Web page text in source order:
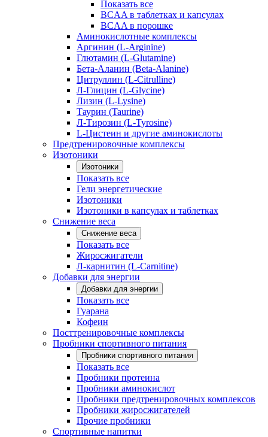
Показать все
BCAA в таблетках и капсулах
BCAA в порошке
Аминокислотные комплексы
Аргинин (L-Arginine)
Глютамин (L-Glutamine)
Бета-Аланин (Beta-Alanine)
Цитруллин (L-Citrulline)
Л-Глицин (L-Glycine)
Лизин (L-Lysine)
Таурин (Taurine)
Л-Тирозин (L-Tyrosine)
L-Цистеин и другие аминокислоты
Предтренировочные комплексы
Изотоники
Изотоники
Показать все
Гели энергетические
Изотоники
Изотоники в капсулах и таблетках
Снижение веса
Снижение веса
Показать все
Жиросжигатели
Л-карнитин (L-Carnitine)
Добавки для энергии
Добавки для энергии
Показать все
Гуарана
Кофеин
Посттренировочные комплексы
Пробники спортивного питания
Пробники спортивного питания
Показать все
Пробники протеина
Пробники аминокислот
Пробники предтренировочных комплексов
Пробники жиросжигателей
Прочие пробники
Спортивные напитки